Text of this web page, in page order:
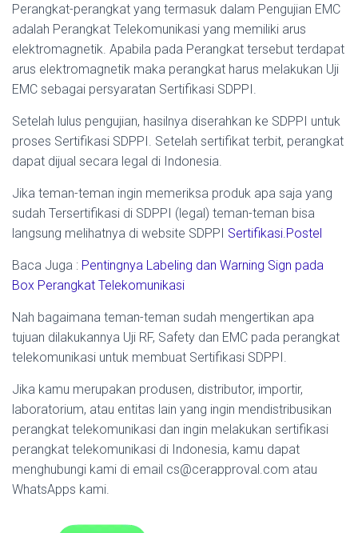
Perangkat-perangkat yang termasuk dalam Pengujian EMC
adalah Perangkat Telekomunikasi yang memiliki arus
elektromagnetik. Apabila pada Perangkat tersebut terdapat
arus elektromagnetik maka perangkat harus melakukan Uji
EMC sebagai persyaratan Sertifikasi SDPPI.
Setelah lulus pengujian, hasilnya diserahkan ke SDPPI untuk
proses Sertifikasi SDPPI. Setelah sertifikat terbit, perangkat
dapat dijual secara legal di Indonesia.
Jika teman-teman ingin memeriksa produk apa saja yang
sudah Tersertifikasi di SDPPI (legal) teman-teman bisa
langsung melihatnya di website SDPPI Sertifikasi.Postel
Baca Juga : Pentingnya Labeling dan Warning Sign pada
Box Perangkat Telekomunikasi
Nah bagaimana teman-teman sudah mengertikan apa
tujuan dilakukannya Uji RF, Safety dan EMC pada perangkat
telekomunikasi untuk membuat Sertifikasi SDPPI.
Jika kamu merupakan produsen, distributor, importir,
laboratorium, atau entitas lain yang ingin mendistribusikan
perangkat telekomunikasi dan ingin melakukan sertifikasi
perangkat telekomunikasi di Indonesia, kamu dapat
menghubungi kami di email cs@cerapproval.com atau
WhatsApps kami.